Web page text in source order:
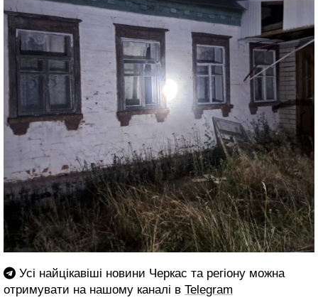
Усі найцікавіші новини Черкас та регіону можна
отримувати на нашому каналі в Telegram